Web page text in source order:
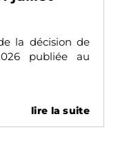
la décision de
publiée au
lire la suite